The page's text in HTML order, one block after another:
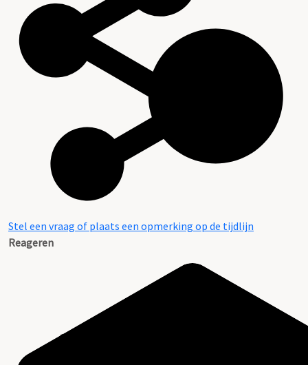
Stel een vraag of plaats een opmerking op de tijdlijn
Reageren